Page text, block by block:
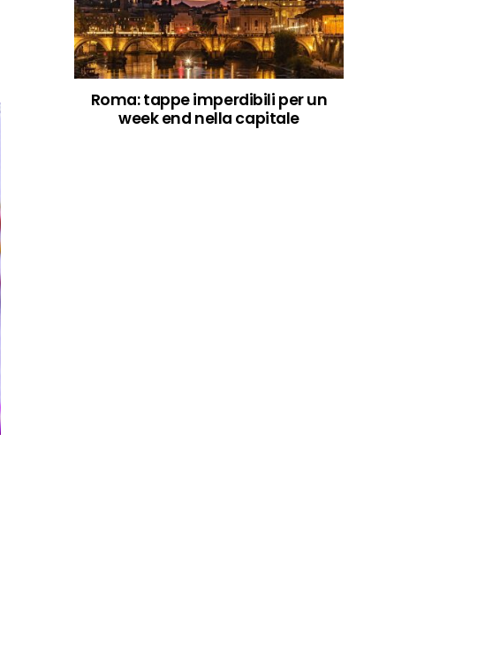
Roma: tappe imperdibili per un
week end nella capitale